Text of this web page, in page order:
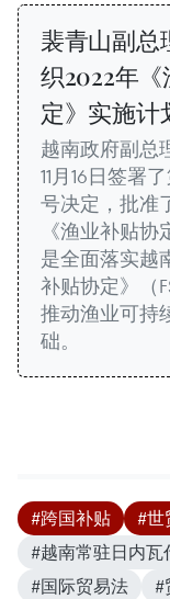
裴青山副总
织2022年
定》实施计
越南政府副总
11月16日签署
号决定，批准
《渔业补贴
是全面落实越
补贴协定》（
推动渔业可持
础。
#跨国补贴 #世
#越南常驻日内瓦
#国际贸易法
#